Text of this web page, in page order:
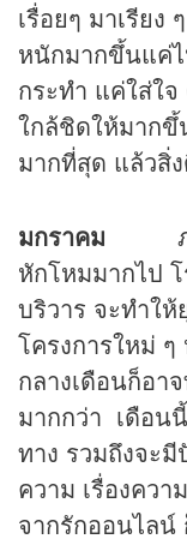
เรื่อยๆ มาเรียง
หนักมากขึ้นแค่ไ
กระทำ แค่ใส่ใ
ใกล้ชิดให้มาก
มากที่สุด แล้วสิ่
มกราคม ภาร
หักโหมมากไป
บริวาร จะทำใ
โครงการใหม่ ๆ
กลางเดือนก็อา
มากกว่า เดือน
ทาง รวมถึงจะ
ความ เรื่องคว
จากรักออนไลน์